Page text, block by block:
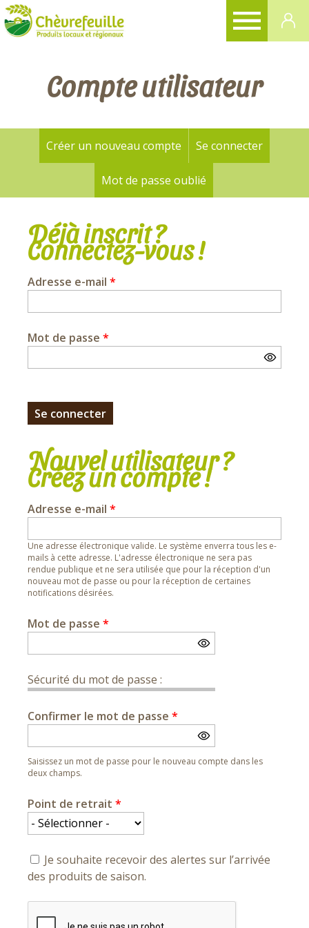
Compte utilisateur
Onglets
principaux
Créer un nouveau compte Se connecter(onglet
Mot de passe oublié
Déjà inscrit ?
Connectez-vous !
Adresse e-mail *
Mot de passe *
Nouvel utilisateur ?
Créez un compte !
Adresse e-mail *
Une adresse électronique valide. Le système enverra tous les e-
mails à cette adresse. L'adresse électronique ne sera pas
rendue publique et ne sera utilisée que pour la réception d'un
nouveau mot de passe ou pour la réception de certaines
notifications désirées.
Mot de passe *
Sécurité du mot de passe :
Confirmer le mot de passe *
Saisissez un mot de passe pour le nouveau compte dans les
deux champs.
Point de retrait *
Je souhaite recevoir des alertes sur l’arrivée
des produits de saison.